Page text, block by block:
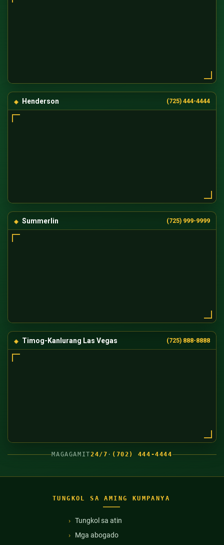
Henderson (725) 444-4444
Summerlin (725) 999-9999
Timog-Kanlurang Las Vegas (725) 888-8888
MAGAGAMIT24/7 · (702) 444-4444
TUNGKOL SA AMING KUMPANYA
Tungkol sa atin
Mga abogado